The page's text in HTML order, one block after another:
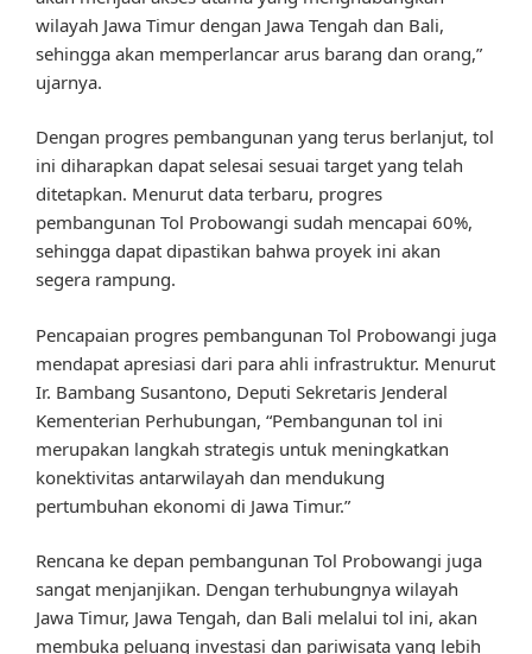
wilayah Jawa Timur dengan Jawa Tengah dan Bali,
sehingga akan memperlancar arus barang dan orang,”
ujarnya.
Dengan progres pembangunan yang terus berlanjut, tol
ini diharapkan dapat selesai sesuai target yang telah
ditetapkan. Menurut data terbaru, progres
pembangunan Tol Probowangi sudah mencapai 60%,
sehingga dapat dipastikan bahwa proyek ini akan
segera rampung.
Pencapaian progres pembangunan Tol Probowangi juga
mendapat apresiasi dari para ahli infrastruktur. Menurut
Ir. Bambang Susantono, Deputi Sekretaris Jenderal
Kementerian Perhubungan, “Pembangunan tol ini
merupakan langkah strategis untuk meningkatkan
konektivitas antarwilayah dan mendukung
pertumbuhan ekonomi di Jawa Timur.”
Rencana ke depan pembangunan Tol Probowangi juga
sangat menjanjikan. Dengan terhubungnya wilayah
Jawa Timur, Jawa Tengah, dan Bali melalui tol ini, akan
membuka peluang investasi dan pariwisata yang lebih